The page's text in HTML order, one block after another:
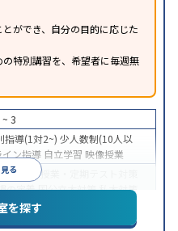
ができ、自分の目的に応じた
特別講習を、希望者に毎週無
る
3
指導(1対2~) 少人数制(10人以
イン指導 自立学習 映像授業
大学受験
授業・定期テスト対策
の定着国公立大対策私大対策
(英語検定)対策
を探す